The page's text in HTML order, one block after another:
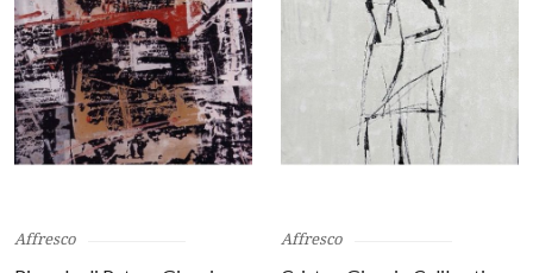
Affresco Affresco